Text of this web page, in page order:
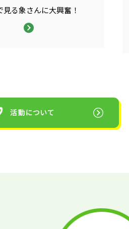
る象さんに大興奮！